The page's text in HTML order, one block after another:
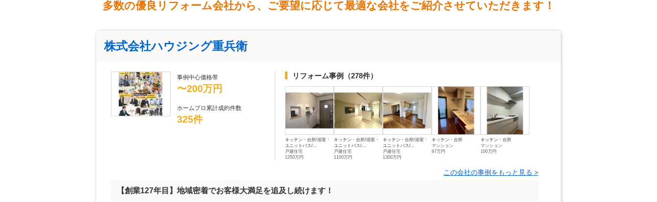
多数の優良リフォーム会社から、ご要望に応じて最適な会社をご紹介させていただきます！
株式会社ハウジング重兵衛
事例中心価格帯
〜200万円
ホームプロ累計成約件数
325件
リフォーム事例 （278件）
キッチン・台所/浴室・
ユニットバス/...
戸建住宅
1250万円
キッチン・台所/浴室・
ユニットバス/...
戸建住宅
1100万円
キッチン・台所/浴室・
ユニットバス/...
戸建住宅
1300万円
キッチン・台所
マンション
97万円
キッチン・台所
マンション
100万円
この会社の事例をもっと見る >
【創業127年目】地域密着でお客様大満足を追及し続けます！